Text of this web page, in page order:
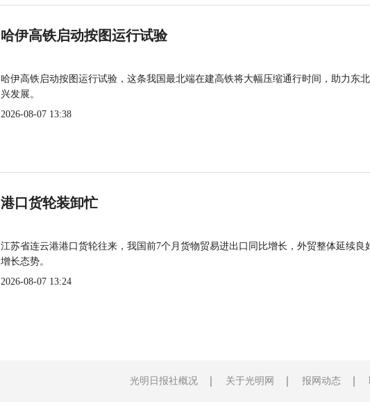
哈伊高铁启动按图运行试验
哈伊高铁启动按图运行试验，这条我国最北端在建高铁将大幅压缩通行时间，助力东
兴发展。
2026-08-07 13:38
港口货轮装卸忙
江苏省连云港港口货轮往来，我国前7个月货物贸易进出口同比增长，外贸整体延续良
增长态势。
2026-08-07 13:24
光明日报社概况 关于光明网 报网动态